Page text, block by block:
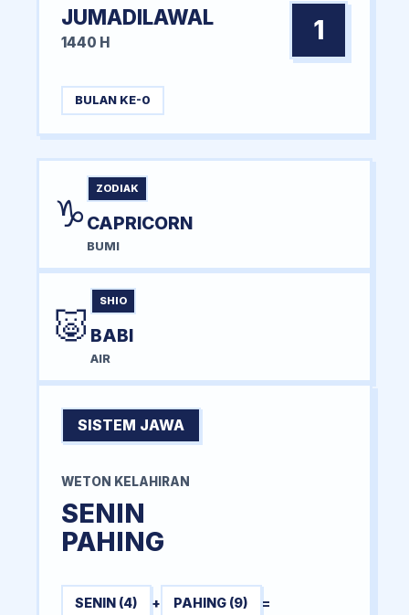
JUMADILAWAL
1440 H 1
BULAN KE-0
♑
ZODIAK
CAPRICORN
BUMI
🐷
SHIO
BABI
AIR
SISTEM JAWA
WETON KELAHIRAN
SENIN
PAHING
SENIN (4) + PAHING (9) =